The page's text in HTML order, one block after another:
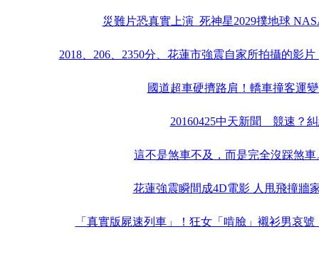
災難片恐真實上演_死神星2029撲地球
2018、206、2350分、花蓮市強震自家所拍攝的影
國道超車硬擠路肩！轎車撞客運
20160425中天新聞 競速？
這不是煞車不及，而是完全沒踩煞
花蓮強震瞬間成4D電影 人甩飛撞牆
「真實版屍速列車」！狂女「啃臉」襯衫男哀